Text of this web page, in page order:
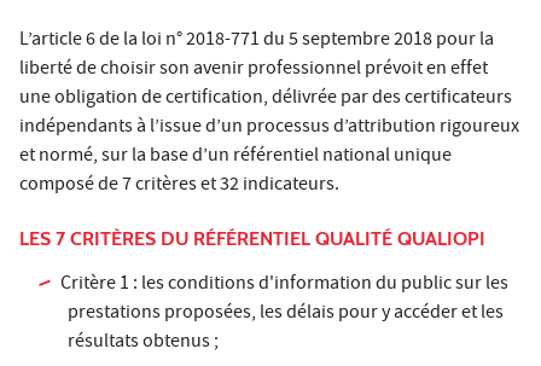
L’article 6 de la loi n° 2018-771 du 5 septembre 2018 pour la
liberté de choisir son avenir professionnel prévoit en effet
une obligation de certification, délivrée par des certificateurs
indépendants à l’issue d’un processus d’attribution rigoureux
et normé, sur la base d’un référentiel national unique
composé de 7 critères et 32 indicateurs.
LES 7 CRITÈRES DU RÉFÉRENTIEL QUALITÉ QUALIOPI
Critère 1 : les conditions d'information du public sur les
prestations proposées, les délais pour y accéder et les
résultats obtenus ;